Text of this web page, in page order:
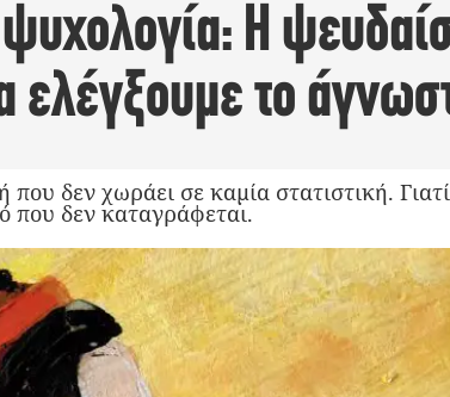
Η
ελέγξουμε το
δεν χωράει σε καμία στατιστική.
που δεν καταγράφεται.